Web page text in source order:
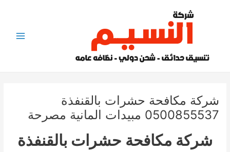
شركة مكافحة حشرات بالقنفذة
0500855537 مبيدات المانية مصرحة
شركة مكافحة حشرات بالقنفذة